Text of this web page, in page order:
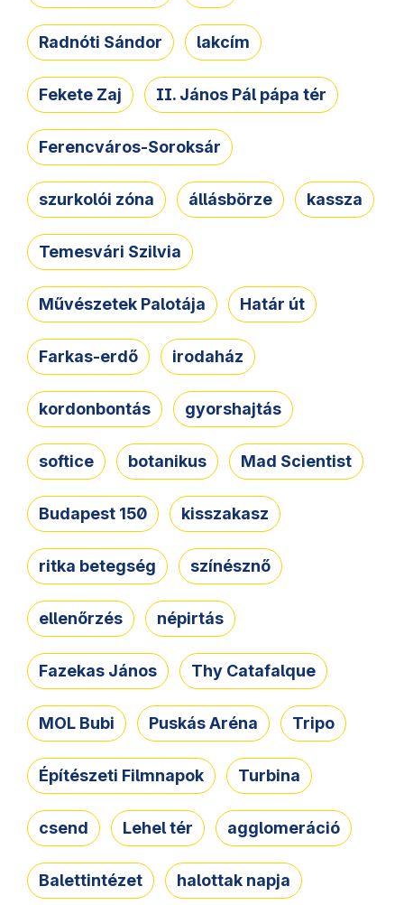
Radnóti Sándor lakcím
Fekete Zaj II. János Pál pápa tér
Ferencváros-Soroksár
szurkolói zóna állásbörze kassza
Temesvári Szilvia
Művészetek Palotája Határ út
Farkas-erdő irodaház
kordonbontás gyorshajtás
softice botanikus Mad Scientist
Budapest 150 kisszakasz
ritka betegség színésznő
ellenőrzés népirtás
Fazekas János Thy Catafalque
MOL Bubi Puskás Aréna Tripo
Építészeti Filmnapok Turbina
csend Lehel tér agglomeráció
Balettintézet halottak napja